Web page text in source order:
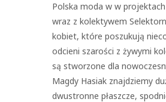
Polska moda w w
wraz z kolektywem
kobiet, które poszukują
odcieni szarości z żywymi
są stworzone dla
Magdy Hasiak znajdziemy
dwustronne płaszcze,